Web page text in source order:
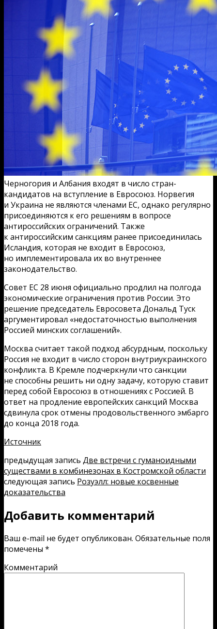
Черногория и Албания входят в число стран-
кандидатов на вступление в Евросоюз. Норвегия
и Украина не являются членами ЕС, однако регулярно
присоединяются к его решениям в вопросе
антироссийских ограничений. Также
к антироссийским санкциям ранее присоединилась
Исландия, которая не входит в Евросоюз,
но имплементировала их во внутреннее
законодательство.
Совет ЕС 28 июня официально продлил на полгода
экономические ограничения против России. Это
решение председатель Евросовета Дональд Туск
аргументировал «недостаточностью выполнения
Россией минских соглашений».
Москва считает такой подход абсурдным, поскольку
Россия не входит в число сторон внутриукраинского
конфликта. В Кремле подчеркнули что санкции
не способны решить ни одну задачу, которую ставит
перед собой Евросоюз в отношениях с Россией. В
ответ на продление европейских санкций Москва
сдвинула срок отмены продовольственного эмбарго
до конца 2018 года.
Источник
предыдущая запись Две встречи с гуманоидными
существами в комбинезонах в Костромской области
следующая запись Розуэлл: новые косвенные
доказательства
Добавить комментарий
Ваш e-mail не будет опубликован. Обязательные поля
помечены *
Комментарий